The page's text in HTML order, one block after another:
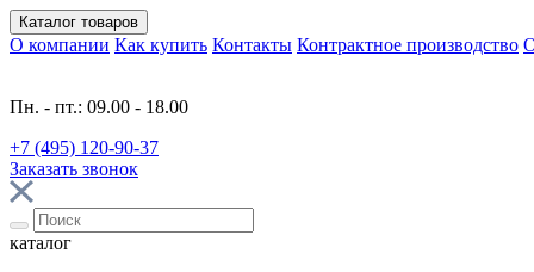
Каталог товаров
О компании Как купить Контакты Контрактное производство
Пн. - пт.: 09.00 - 18.00
+7 (495) 120-90-37
Заказать звонок
каталог